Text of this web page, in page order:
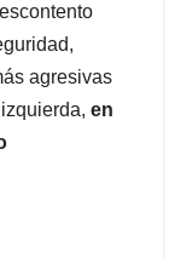
agresivas
en